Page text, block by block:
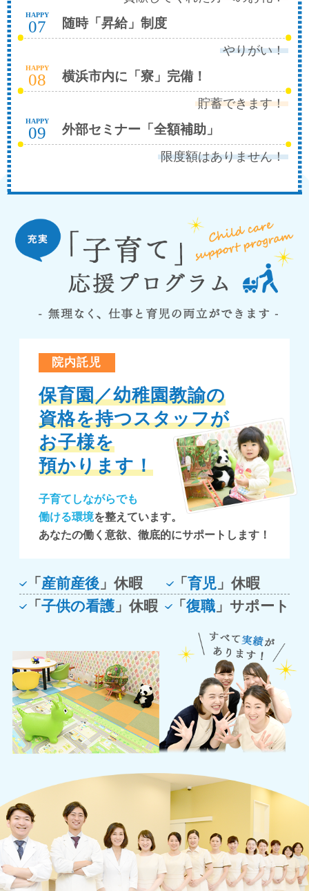
HAPPY
07 随時「昇給」制度
やりがい！
HAPPY
08 横浜市内に「寮」完備！
貯蓄できます！
HAPPY
09 外部セミナー「全額補助」
限度額はありません！
院内託児
保育園／幼稚園教諭の
資格を持つスタッフが
お子様を
預かります！
子育てしながらでも
働ける環境を整えています。
あなたの働く意欲、徹底的にサポートします！
「 産前産後」休暇 「育児 」休暇
「 子供の看護」休暇 「 復職 」サポート